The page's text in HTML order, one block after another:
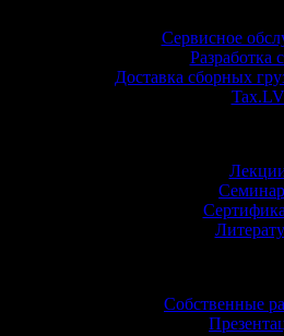
Сервисное
Разработка
Доставка сборных
Tax.LV
Собственные